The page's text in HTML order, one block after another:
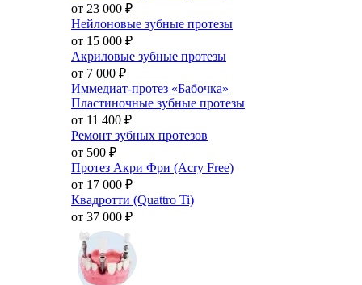
от 23 000 ₽
Нейлоновые зубные протезы
от 15 000 ₽
Акриловые зубные протезы
от 7 000 ₽
Иммедиат-протез «Бабочка»
Пластиночные зубные протезы
от 11 400 ₽
Ремонт зубных протезов
от 500 ₽
Протез Акри Фри (Acry Free)
от 17 000 ₽
Квадротти (Quattro Ti)
от 37 000 ₽